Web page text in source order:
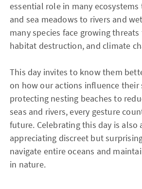
essential role in many ecosystems
and sea meadows to rivers and
many species face growing
habitat destruction, and climate
This day invites to know them
on how our actions influence their
protecting nesting beaches to
seas and rivers, every gesture
future. Celebrating this day is also
appreciating discreet but
navigate entire oceans and
in nature.